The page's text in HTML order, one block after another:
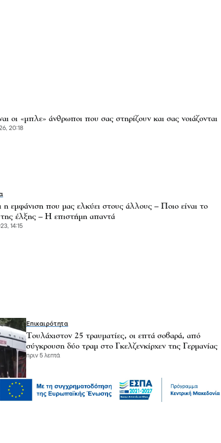
οι «μπλε» άνθρωποι που σας στηρίζουν και σας νοιάζονται
20:18
η εμφάνιση που μας ελκύει στους άλλους – Ποιο είναι το
έλξης – Η επιστήμη απαντά
14:15
Επικαιρότητα
Τουλάχιστον 25 τραυματίες, οι επτά σοβαρά, από
σύγκρουση δύο τραμ στο Γκελζενκίρχεν της Γερμανίας
πριν 5 λεπτά
Επικαιρότητα